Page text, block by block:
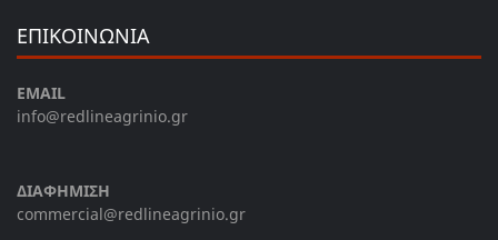
ΕΠΙΚΟΙΝΩΝΙΑ
EMAIL
info@redlineagrinio.gr
ΔΙΑΦΗΜΙΣΗ
commercial@redlineagrinio.gr